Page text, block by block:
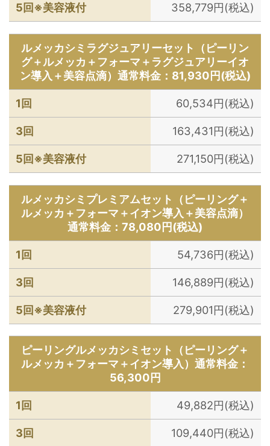
5回※美容液付 358,779円(税込)
ルメッカシミラグジュアリーセット（ピーリン
グ＋ルメッカ＋フォーマ＋ラグジュアリーイオ
ン導入＋美容点滴）通常料金：81,930円(税込)
1回 60,534円(税込)
3回 163,431円(税込)
5回※美容液付 271,150円(税込)
ルメッカシミプレミアムセット（ピーリング＋
ルメッカ＋フォーマ＋イオン導入＋美容点滴）
通常料金：78,080円(税込)
1回 54,736円(税込)
3回 146,889円(税込)
5回※美容液付 279,901円(税込)
ピーリングルメッカシミセット（ピーリング＋
ルメッカ＋フォーマ＋イオン導入）通常料金：
56,300円
1回 49,882円(税込)
3回 109,440円(税込)